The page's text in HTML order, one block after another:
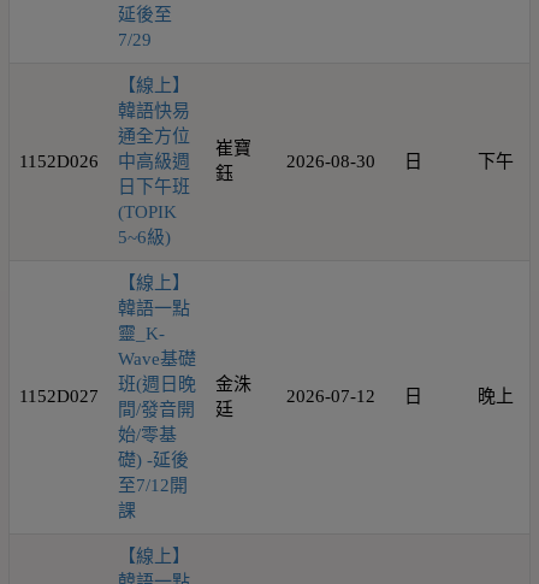
延後至
7/29
1152D026
【線上】
韓語快易
通全方位
中高級週
日下午班
(TOPIK
5~6級)
崔寶
鈺
2026-08-30 日 下午
1152D027
【線上】
韓語一點
靈_K-
Wave基礎
班(週日晚
間/發音開
始/零基
礎) -延後
至7/12開
課
金洙
廷
2026-07-12 日 晚上
【線上】